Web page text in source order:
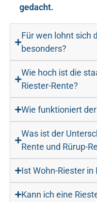
gedacht.
Für wen lohnt sich
besonders?
Wie hoch ist die
Riester-Rente?
Wie funktioniert
Was ist der
Rente und Rürup-
Ist Wohn-Riester
Kann ich eine